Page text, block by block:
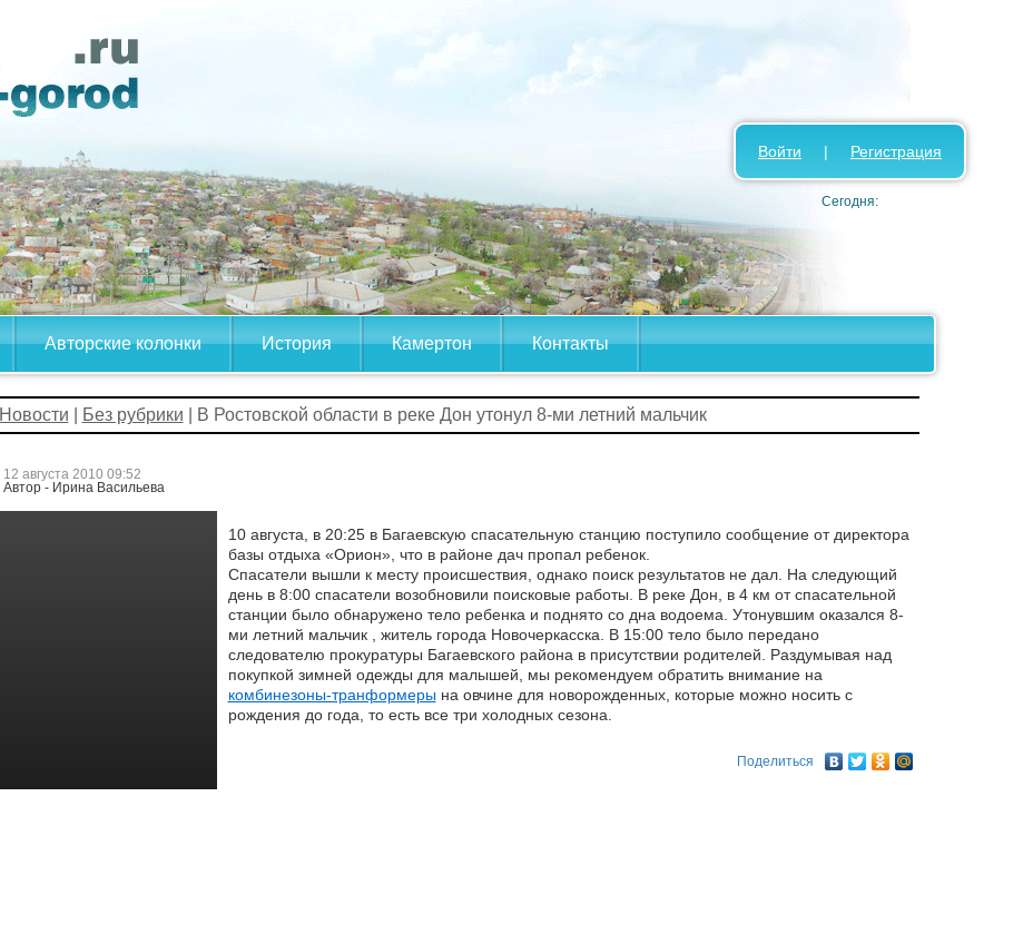
Авторские колонки История Камертон Контакты
Войти | Регистрация
Сегодня:
Новости Без рубрики | В Ростовской области в реке Дон утонул 8-ми летний мальчик
12 августа 2010 09:52
Автор - Ирина Васильева
10 августа, в 20:25 в Багаевскую спасательную станцию поступило сообщение от директора
базы отдыха «Орион», что в районе дач пропал ребенок.
Спасатели вышли к месту происшествия, однако поискрезультатов не дал. На следующий
день в 8:00 спасатели возобновили поисковые работы. В реке Дон, в 4 км от спасательной
станции было обнаружено тело ребенка и поднято со дна водоема. Утонувшим оказался 8-
ми летний мальчик , житель города Новочеркасска. В 15:00 тело было передано
следователю прокуратуры Багаевского района в присутствии родителей. Раздумывая над
покупкой зимней одежды для малышей, мы рекомендуем обратить внимание на
комбинезоны-транформерына овчине для новорожденных, которые можно носить с
рождения до года, то есть все три холодных сезона.
Поделиться